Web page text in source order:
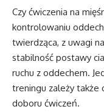
Czy ćwiczenia na
kontrolowaniu
twierdząca, z uwagi
stabilność postawy
ruchu z oddechem.
treningu zależy także
doboru ćwiczeń.